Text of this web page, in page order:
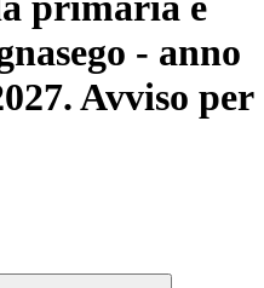
- anno
Avviso per